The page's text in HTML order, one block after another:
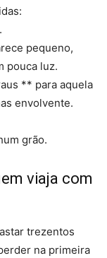
pequeno,
pouca luz.
** para aquela
envolvente.
grão.
viaja com
trezentos
na primeira